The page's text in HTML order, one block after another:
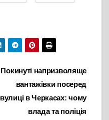
Покинуті напризволяще
вантажівки посеред
вулиці в Черкасах: чому
влада та поліція